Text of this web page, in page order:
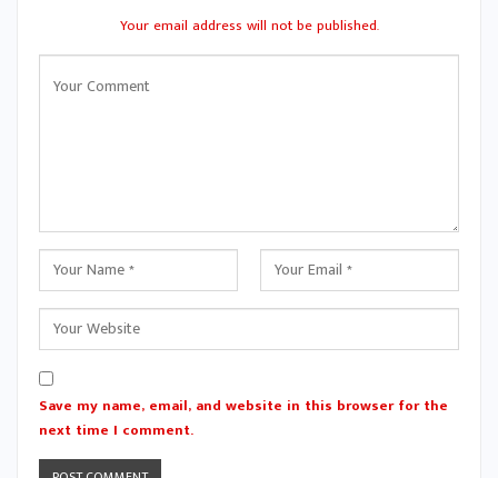
Your email address will not be published.
Save my name, email, and website in this browser for the
next time I comment.